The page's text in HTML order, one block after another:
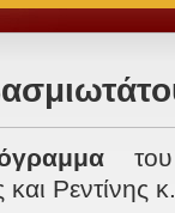
του
Ρεντίνης